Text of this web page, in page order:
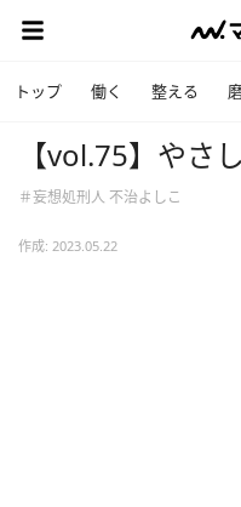
トップ 働く 整える
【vol.75】やさ
＃妄想処刑人 不治よしこ
作成: 2023.05.22